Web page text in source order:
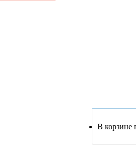
В корзине